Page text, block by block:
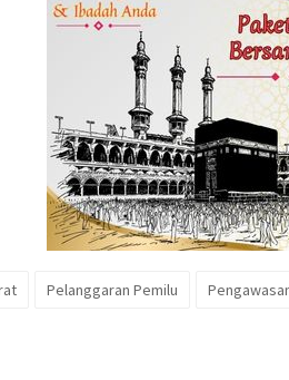
Pelanggaran Pemilu